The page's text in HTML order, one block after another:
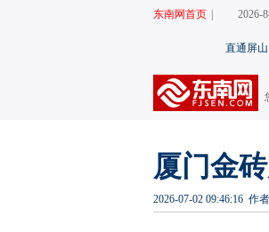
东南网首页 2026-
直通屏山
厦门金
2026-07-02 09:46:16 作